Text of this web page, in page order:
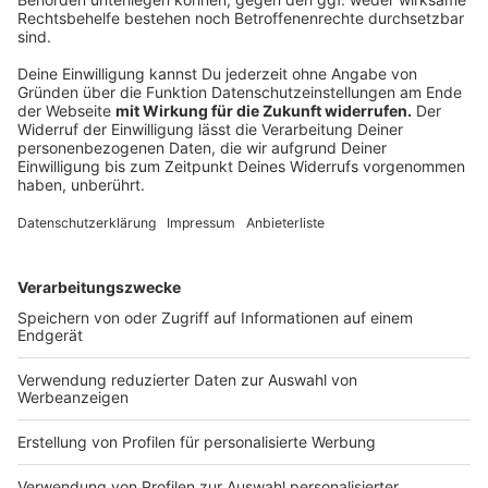
©Gordon Wenzek
Helikopter über Tel Aviv.
Anzeige
Die Geräusche seien im Schutzraum wahrnehmbar,
auch Vibrationen seien zu spüren. Am Sonntag (08.
Oktober) sei die Lage in Tel Aviv sehr ruhig gewesen.
Zusammenkünfte - nicht mehr als zehn Personen
dürfen zusammenkommen. Trotzdem fühlen sich die